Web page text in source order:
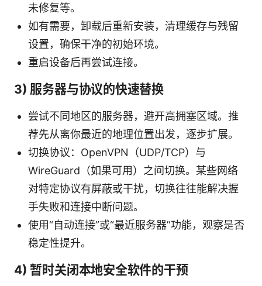
未修复等。
如有需要，卸载后重新安装，清理缓存与残留
设置，确保干净的初始环境。
重启设备后再尝试连接。
3) 服务器与协议的快速替换
尝试不同地区的服务器，避开高拥塞区域。推
荐先从离你最近的地理位置出发，逐步扩展。
切换协议：OpenVPN（UDP/TCP）与
WireGuard（如果可用）之间切换。某些网络
对特定协议有屏蔽或干扰，切换往往能解决握
手失败和连接中断问题。
使用“自动连接”或“最近服务器”功能，观察是否
稳定性提升。
4) 暂时关闭本地安全软件的干预